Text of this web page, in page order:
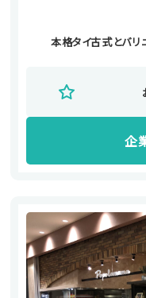
本格タイ古式とバリ
企